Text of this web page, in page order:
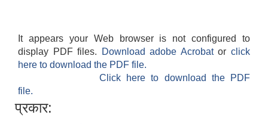
It appears your Web browser is not configured to
display PDF files.
Download adobe Acrobatorclick
here to download the PDF file.
Click here to download the PDF
file.
प्रकार: